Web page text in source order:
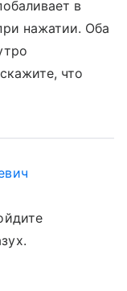
в
нажатии. Оба
что